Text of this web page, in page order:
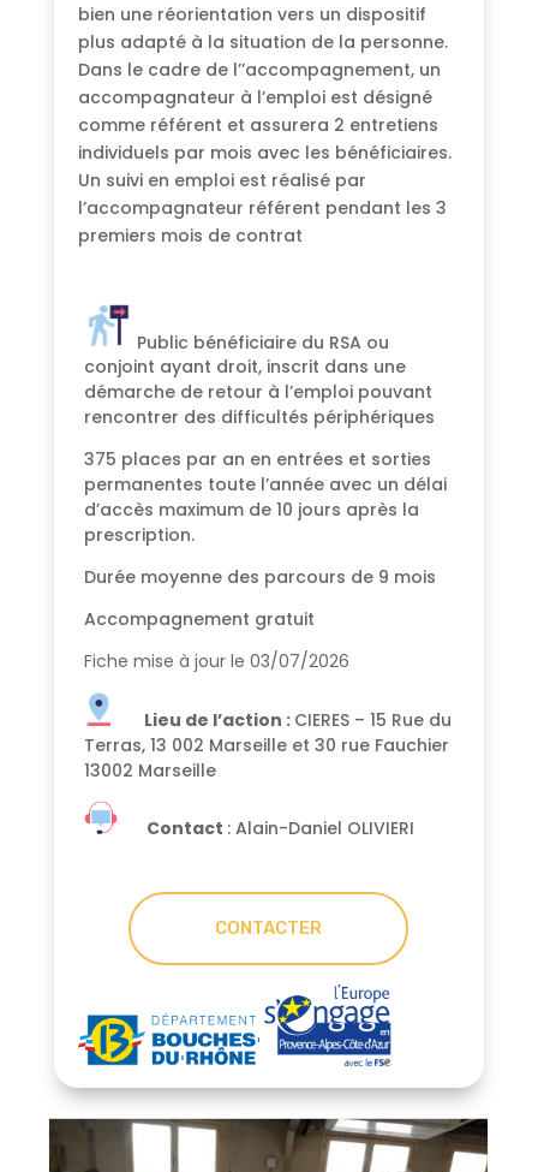
bien une réorientation vers un dispositif
plus adapté à la situation de la personne.
Dans le cadre de l’’accompagnement, un
accompagnateur à l’emploi est désigné
comme référent et assurera 2 entretiens
individuels par mois avec les bénéficiaires.
Un suivi en emploi est réalisé par
l’accompagnateur référent pendant les 3
premiers mois de contrat
Public bénéficiaire du RSA ou
conjoint ayant droit, inscrit dans une
démarche de retour à l’emploi pouvant
rencontrer des difficultés périphériques
375 places par an en entrées et sorties
permanentes toute l’année avec un délai
d’accès maximum de 10 jours après la
prescription.
Durée moyenne des parcours de 9 mois
Accompagnement gratuit
Fiche mise à jour le 03/07/2026
Lieu de l’action : CIERES – 15 Rue du
Terras, 13 002 Marseille et 30 rue Fauchier
13002 Marseille
Contact : Alain-Daniel OLIVIERI
CONTACTER